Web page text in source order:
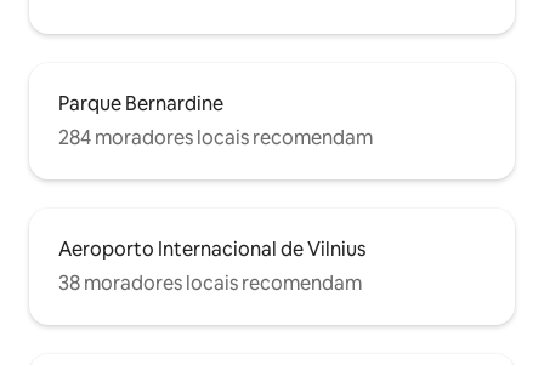
Parque Bernardine
284 moradores locais recomendam
Aeroporto Internacional de Vilnius
38 moradores locais recomendam